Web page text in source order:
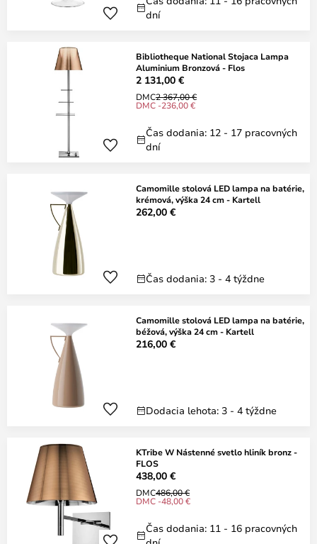
dní
Bibliotheque National Stojaca Lampa
Aluminium Bronzová - Flos
2 131,00 €
DMC2 367,00 €
DMC -236,00 €
Čas dodania: 12 - 17 pracovných
dní
Camomille stolová LED lampa na batérie,
krémová, výška 24 cm - Kartell
262,00 €
Čas dodania: 3 - 4 týždne
Camomille stolová LED lampa na batérie,
béžová, výška 24 cm - Kartell
216,00 €
Dodacia lehota: 3 - 4 týždne
KTribe W Nástenné svetlo hliník bronz -
FLOS
438,00 €
DMC486,00 €
DMC -48,00 €
Čas dodania: 11 - 16 pracovných